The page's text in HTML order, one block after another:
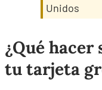
Unidos
¿Qué
tu tarjeta